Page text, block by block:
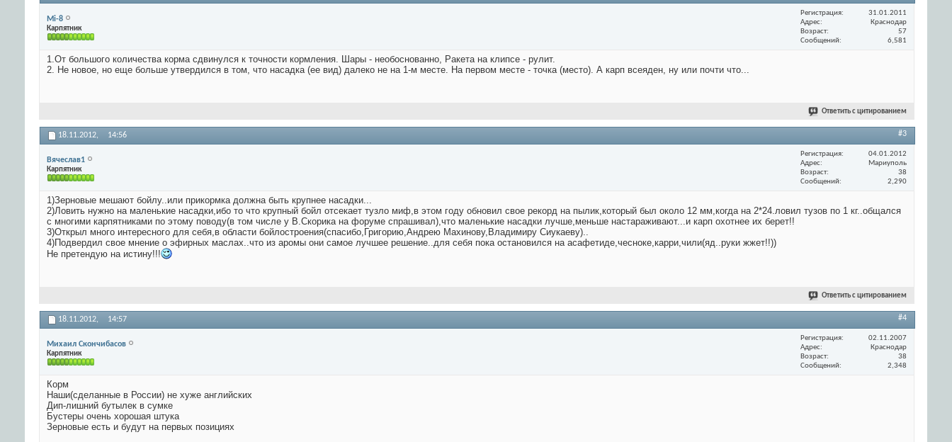
Mi-8
Карпятник
Регистрация
31.01.2011
Адрес
Краснодар
Возраст
57
Сообщений
6,581
1.От большого количества корма сдвинулся к точности кормления. Шары - необоснованно, Ракета на клипсе - рулит.
2. Не новое, но еще больше утвердился в том, что насадка (ее вид) далеко не на 1-м месте. На первом месте - точка (место). А карп всеяден, ну или почти что...
Ответить с цитированием
18.11.2012, 14:56 #3
Вячеслав1
Карпятник
Регистрация
04.01.2012
Адрес
Мариуполь
Возраст
38
Сообщений
2,290
1)Зерновые мешают бойлу..или прикормка должна быть крупнее насадки...
2)Ловить нужно на маленькие насадки,ибо то что крупный бойл отсекает тузло миф,в этом году обновил свое рекорд на пылик,который был около 12 мм,когда на 2*24.ловил тузов по 1 кг..общался
с многими карпятниками по этому поводу(в том числе у В.Скорика на форуме спрашивал),что маленькие насадки лучше,меньше настараживают...и карп охотнее их берет!!
3)Открыл много интересного для себя,в области бойлостроения(спасибо,Григорию,Андрею Махинову,Владимиру Сиукаеву)..
4)Подвердил свое мнение о эфирных маслах..что из аромы они самое лучшее решение..для себя пока остановился на асафетиде,чесноке,карри,чили(яд..руки жжет!!))
Не претендую на истину!!!
Ответить с цитированием
18.11.2012, 14:57 #4
Михаил Скончибасов
Карпятник
Регистрация
02.11.2007
Адрес
Краснодар
Возраст
38
Сообщений
2,348
Корм
Наши(сделанные в России) не хуже английских
Дип-лишний бутылек в сумке
Бустеры очень хорошая штука
Зерновые есть и будут на первых позициях